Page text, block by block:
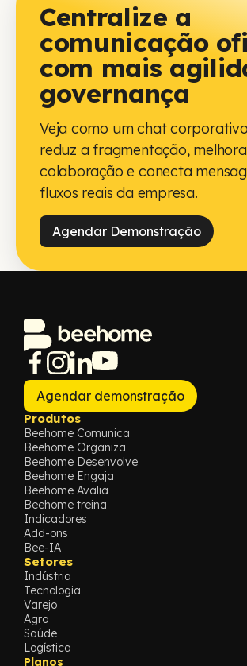
Centralize a
comunicação
com mais
governança
Veja como um chat
reduz a fragmentação, melhora
colaboração e conecta
fluxos reais da empresa.
Agendar Demonstração
Agendar demonstração
Produtos
Beehome Comunica
Beehome Organiza
Beehome Desenvolve
Beehome Engaja
Beehome Avalia
Beehome treina
Indicadores
Add-ons
Bee-IA
Setores
Indústria
Tecnologia
Varejo
Agro
Saúde
Logística
Planos